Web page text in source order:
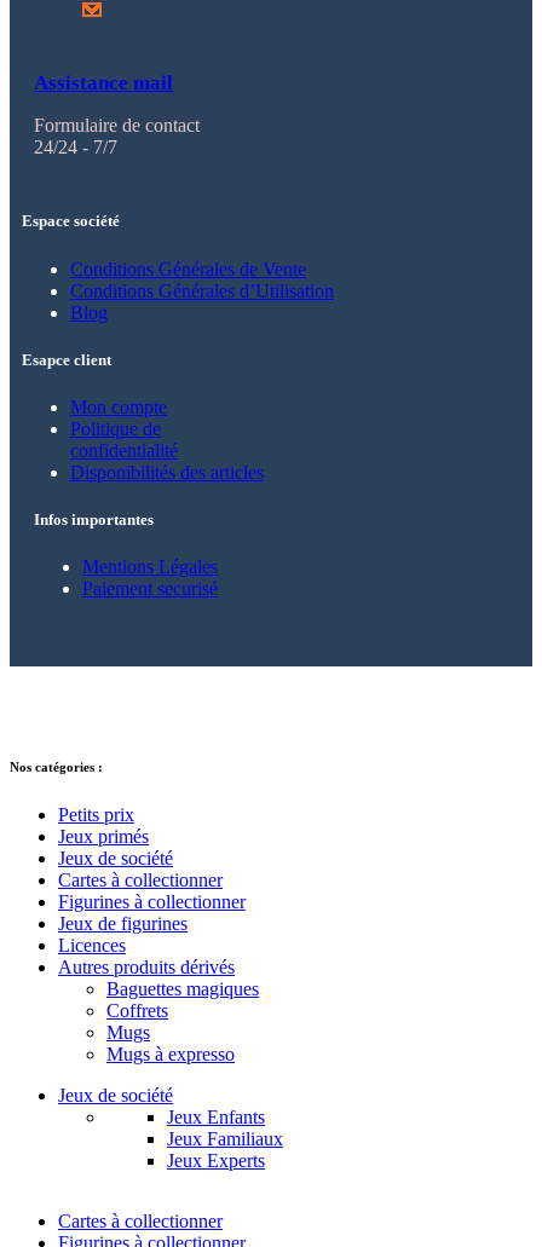
Assistance mail
Formulaire de contact
24/24 - 7/7
Espace société
Conditions Générales de Vente
Conditions Générales d’Utilisation
Blog
Esapce client
Mon compte
Politique de
confidentialité
Disponibilités des articles
Infos importantes
Mentions Légales
Paiement securisé
Nos catégories :
Petits prix
Jeux primés
Jeux de société
Cartes à collectionner
Figurines à collectionner
Jeux de figurines
Licences
Autres produits dérivés
Baguettes magiques
Coffrets
Mugs
Mugs à expresso
Jeux de société
Jeux Enfants
Jeux Familiaux
Jeux Experts
Cartes à collectionner